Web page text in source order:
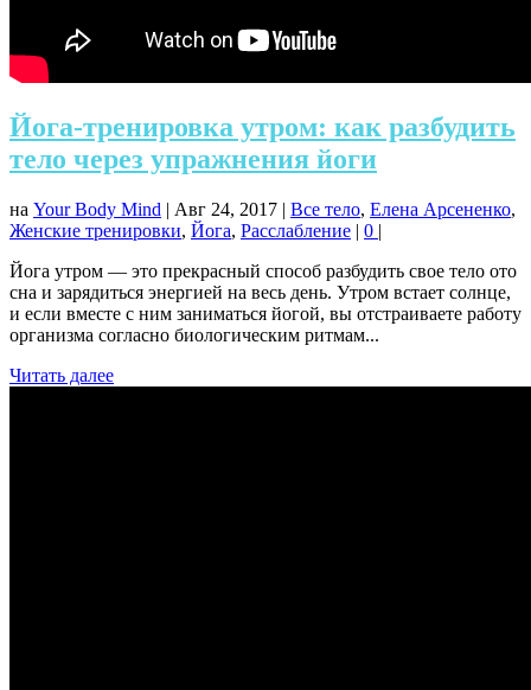
Йога-тренировка утром: как разбудить
тело через упражнения йоги
на Your Body Mind | Авг 24, 2017 | Все тело, Елена Арсененко,
Женские тренировки, Йога, Расслабление | 0 |
Йога утром — это прекрасный способ разбудить свое тело ото
сна и зарядиться энергией на весь день. Утром встает солнце,
и если вместе с ним заниматься йогой, вы отстраиваете работу
организма согласно биологическим ритмам...
Читать далее